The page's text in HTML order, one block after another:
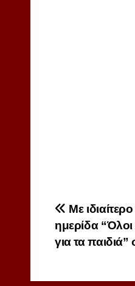
άρθρων
Με
ημερίδα “Όλοι
για τα